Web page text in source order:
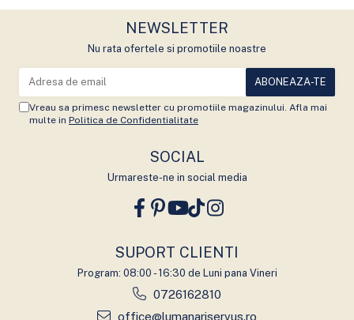
NEWSLETTER
Nu rata ofertele si promotiile noastre
Vreau sa primesc newsletter cu promotiile magazinului. Afla mai
multe in Politica de Confidentialitate
SOCIAL
Urmareste-ne in social media
SUPORT CLIENTI
Program: 08:00 - 16:30 de Luni pana Vineri
0726162810
office@lumanariservus.ro